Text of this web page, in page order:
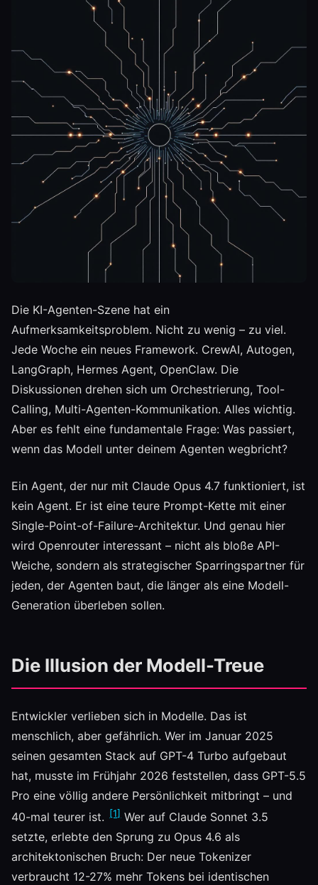
Die KI-Agenten-Szene hat ein
Aufmerksamkeitsproblem. Nicht zu wenig – zu viel.
Jede Woche ein neues Framework. CrewAI, Autogen,
LangGraph, Hermes Agent, OpenClaw. Die
Diskussionen drehen sich um Orchestrierung, Tool-
Calling, Multi-Agenten-Kommunikation. Alles wichtig.
Aber es fehlt eine fundamentale Frage: Was passiert,
wenn das Modell unter deinem Agenten wegbricht?
Ein Agent, der nur mit Claude Opus 4.7 funktioniert, ist
kein Agent. Er ist eine teure Prompt-Kette mit einer
Single-Point-of-Failure-Architektur. Und genau hier
wird Openrouter interessant – nicht als bloße API-
Weiche, sondern als strategischer Sparringspartner für
jeden, der Agenten baut, die länger als eine Modell-
Generation überleben sollen.
Die Illusion der Modell-Treue
Entwickler verlieben sich in Modelle. Das ist
menschlich, aber gefährlich. Wer im Januar 2025
seinen gesamten Stack auf GPT-4 Turbo aufgebaut
hat, musste im Frühjahr 2026 feststellen, dass GPT-5.5
Pro eine völlig andere Persönlichkeit mitbringt – und
40-mal teurer ist.
[1] Wer auf Claude Sonnet 3.5
setzte, erlebte den Sprung zu Opus 4.6 als
architektonischen Bruch: Der neue Tokenizer
verbraucht 12-27% mehr Tokens bei identischen